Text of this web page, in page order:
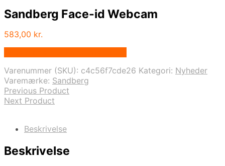
Sandberg Face-id Webcam
583,00 kr.
Varenummer (SKU): c4c56f7cde26 Kategori: Nyheder
Varemærke: Sandberg
Previous Product
Next Product
Beskrivelse
Beskrivelse